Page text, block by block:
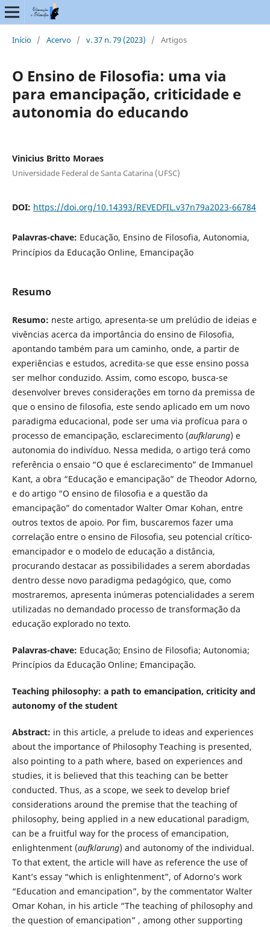
Início / Acervo / v. 37 n. 79 (2023) / Artigos
O Ensino de Filosofia: uma via
para emancipação, criticidade e
autonomia do educando
Vinicius Britto Moraes
Universidade Federal de Santa Catarina (UFSC)
DOI: https://doi.org/10.14393/REVEDFIL.v37n79a2023-66784
Palavras-chave: Educação, Ensino de Filosofia, Autonomia,
Princípios da Educação Online, Emancipação
Resumo
Resumo: neste artigo, apresenta-se um prelúdio de ideias e
vivências acerca da importância do ensino de Filosofia,
apontando também para um caminho, onde, a partir de
experiências e estudos, acredita-se que esse ensino possa
ser melhor conduzido. Assim, como escopo, busca-se
desenvolver breves considerações em torno da premissa de
que o ensino de filosofia, este sendo aplicado em um novo
paradigma educacional, pode ser uma via profícua para o
processo de emancipação, esclarecimento (aufklarung) e
autonomia do indivíduo. Nessa medida, o artigo terá como
referência o ensaio “O que é esclarecimento” de Immanuel
Kant, a obra “Educação e emancipação” de Theodor Adorno,
e do artigo “O ensino de filosofia e a questão da
emancipação” do comentador Walter Omar Kohan, entre
outros textos de apoio. Por fim, buscaremos fazer uma
correlação entre o ensino de Filosofia, seu potencial crítico-
emancipador e o modelo de educação a distância,
procurando destacar as possibilidades a serem abordadas
dentro desse novo paradigma pedagógico, que, como
mostraremos, apresenta inúmeras potencialidades a serem
utilizadas no demandado processo de transformação da
educação explorado no texto.
Palavras-chave: Educação; Ensino de Filosofia; Autonomia;
Princípios da Educação Online; Emancipação.
Teaching philosophy: a path to emancipation, criticity and
autonomy of the student
Abstract: in this article, a prelude to ideas and experiences
about the importance of Philosophy Teaching is presented,
also pointing to a path where, based on experiences and
studies, it is believed that this teaching can be better
conducted. Thus, as a scope, we seek to develop brief
considerations around the premise that the teaching of
philosophy, being applied in a new educational paradigm,
can be a fruitful way for the process of emancipation,
enlightenment (aufklarung) and autonomy of the individual.
To that extent, the article will have as reference the use of
Kant’s essay “which is enlightenment”, of Adorno’s work
“Education and emancipation”, by the commentator Walter
Omar Kohan, in his article “The teaching of philosophy and
the question of emancipation” , among other supporting